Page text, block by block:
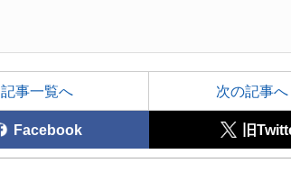
記事一覧へ 次の記事へ
Facebook 旧